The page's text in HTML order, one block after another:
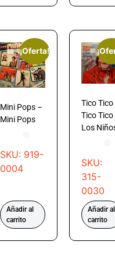
¡Oferta!
Mini Pops –
Mini Pops
SKU: 919-
0004
Añadir al
carrito
Tico Tico
Tico Tico
Los
SKU:
315-
0030
Añadir al
carrito